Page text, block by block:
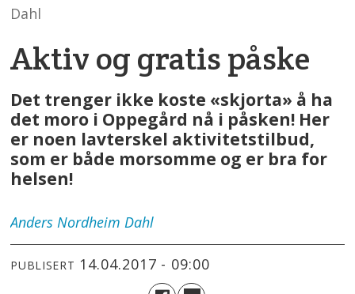
Dahl
Aktiv og gratis påske
Det trenger ikke koste «skjorta» å ha
det moro i Oppegård nå i påsken! Her
er noen lavterskel aktivitetstilbud,
som er både morsomme og er bra for
helsen!
Anders Nordheim Dahl
PUBLISERT 14.04.2017 - 09:00